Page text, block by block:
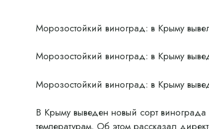
Морозостойкий виноград: в Крыму
Морозостойкий виноград: в Крыму
Морозостойкий виноград: в Крыму
В Крыму выведен новый сорт
температурам. Об этом рассказал